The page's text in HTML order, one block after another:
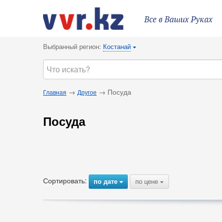
Все в Ваших Руках
Выбранный регион: Костанай {
Главная → Другое → Посуда
Посуда
Сортировать: по дате{ по цене {